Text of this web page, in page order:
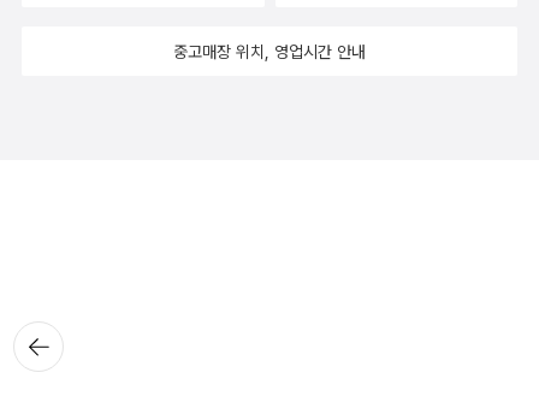
뒤로가
기
중고매장 위치, 영업시간 안내